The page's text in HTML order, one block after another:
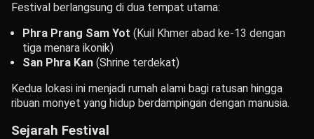
Festival berlangsung di dua tempat utama:
Phra Prang Sam Yot (Kuil Khmer abad ke-13 dengan
tiga menara ikonik)
San Phra Kan (Shrine terdekat)
Kedua lokasi ini menjadi rumah alami bagi ratusan hingga
ribuan monyet yang hidup berdampingan dengan manusia.
Sejarah Festival